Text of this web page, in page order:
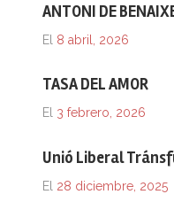
ANTONI DE
El 8 abril, 2026
TASA DEL AMOR
El 3 febrero, 2026
Unió Liberal
El 28 diciembre, 2025